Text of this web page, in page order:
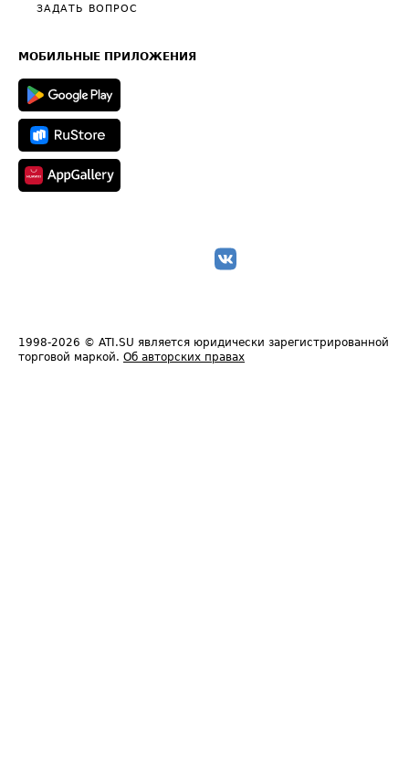
Общие положения
Техническая информация
ЗАДАТЬ ВОПРОС
МОБИЛЬНЫЕ ПРИЛОЖЕНИЯ
1998-2026 © ATI.SU является юридически зарегистрированной
торговой маркой. Об авторских правах